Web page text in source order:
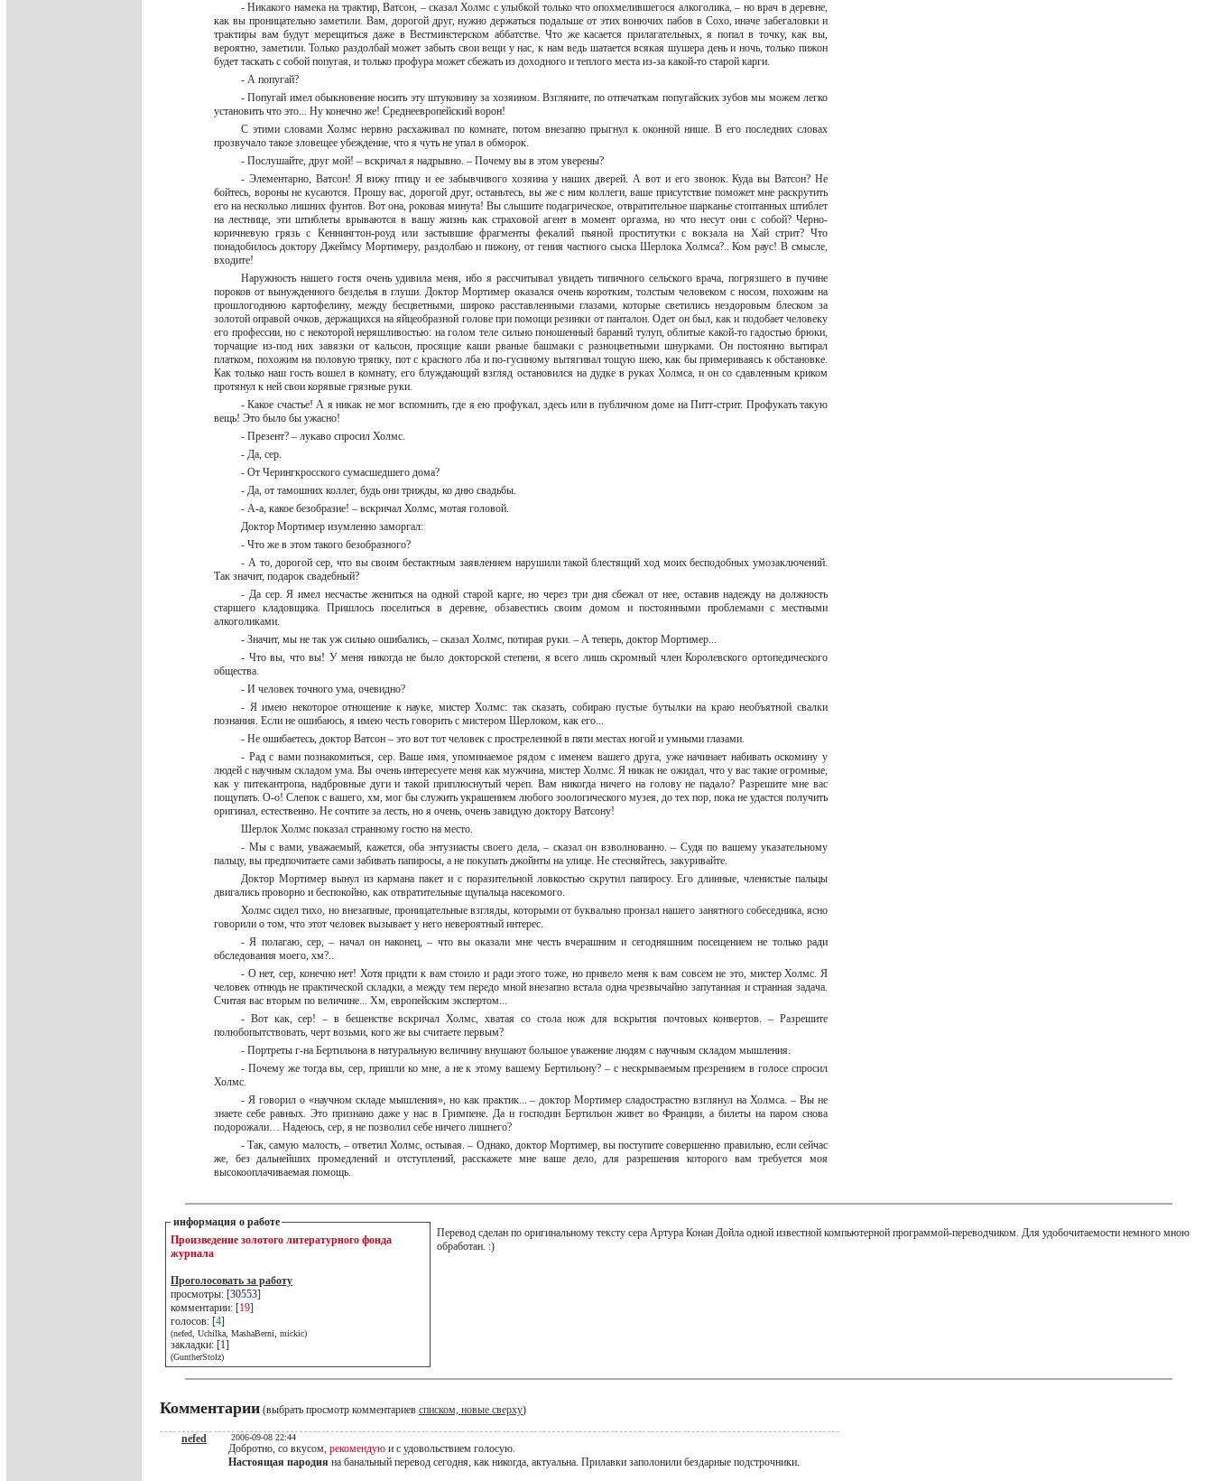
- Никакого намека на трактир, Ватсон, – сказал Холмс с улыбкой только что опохмелившегося алкоголика, – но врач в деревне,
как вы проницательно заметили. Вам, дорогой друг, нужно держаться подальше от этих вонючих пабов в Сохо, иначе забегаловки и
трактиры вам будут мерещиться даже в Вестминстерском аббатстве. Что же касается прилагательных, я попал в точку, как вы,
вероятно, заметили. Только раздолбай может забыть свои вещи у нас, к нам ведь шатается всякая шушера день и ночь, только пижон
будет таскать с собой попугая, и только профура может сбежать из доходного и теплого места из-за какой-то старой карги.
- А попугай?
- Попугай имел обыкновение носить эту штуковину за хозяином. Взгляните, по отпечаткам попугайских зубов мы можем легко
установить что это... Ну конечно же! Среднеевропейский ворон!
С этими словами Холмс нервно расхаживал по комнате, потом внезапно прыгнул к оконной нише. В его последних словах
прозвучало такое зловещее убеждение, что я чуть не упал в обморок.
- Послушайте, друг мой! – вскричал я надрывно. – Почему вы в этом уверены?
- Элементарно, Ватсон! Я вижу птицу и ее забывчивого хозяина у наших дверей. А вот и его звонок. Куда вы Ватсон? Не
бойтесь, вороны не кусаются. Прошу вас, дорогой друг, останьтесь, вы же с ним коллеги, ваше присутствие поможет мне раскрутить
его на несколько лишних фунтов. Вот она, роковая минута! Вы слышите подагрическое, отвратительное шарканье стоптанных штиблет
на лестнице, эти штиблеты врываются в вашу жизнь как страховой агент в момент оргазма, но что несут они с собой? Черно-
коричневую грязь с Кеннингтон-роуд или застывшие фрагменты фекалий пьяной проститутки с вокзала на Хай стрит? Что
понадобилось доктору Джеймсу Мортимеру, раздолбаю и пижону, от гения частного сыска Шерлока Холмса?.. Ком раус! В смысле,
входите!
Наружность нашего гостя очень удивила меня, ибо я рассчитывал увидеть типичного сельского врача, погрязшего в пучине
пороков от вынужденного безделья в глуши. Доктор Мортимер оказался очень коротким, толстым человеком с носом, похожим на
прошлогоднюю картофелину, между бесцветными, широко расставленными глазами, которые светились нездоровым блеском за
золотой оправой очков, держащихся на яйцеобразной голове при помощи резинки от панталон. Одет он был, как и подобает человеку
его профессии, но с некоторой неряшливостью: на голом теле сильно поношенный бараний тулуп, облитые какой-то гадостью брюки,
торчащие из-под них завязки от кальсон, просящие каши рваные башмаки с разноцветными шнурками. Он постоянно вытирал
платком, похожим на половую тряпку, пот с красного лба и по-гусиному вытягивал тощую шею, как бы примериваясь к обстановке.
Как только наш гость вошел в комнату, его блуждающий взгляд остановился на дудке в руках Холмса, и он со сдавленным криком
протянул к ней свои корявые грязные руки.
- Какое счастье! А я никак не мог вспомнить, где я ею профукал, здесь или в публичном доме на Питт-стрит. Профукать такую
вещь! Это было бы ужасно!
- Презент? – лукаво спросил Холмс.
- Да, сер.
- От Черингкросского сумасшедшего дома?
- Да, от тамошних коллег, будь они трижды, ко дню свадьбы.
- А-а, какое безобразие! – вскричал Холмс, мотая головой.
Доктор Мортимер изумленно заморгал:
- Что же в этом такого безобразного?
- А то, дорогой сер, что вы своим бестактным заявлением нарушили такой блестящий ход моих бесподобных умозаключений.
Так значит, подарок свадебный?
- Да сер. Я имел несчастье жениться на одной старой карге, но через три дня сбежал от нее, оставив надежду на должность
старшего кладовщика. Пришлось поселиться в деревне, обзавестись своим домом и постоянными проблемами с местными
алкоголиками.
- Значит, мы не так уж сильно ошибались, – сказал Холмс, потирая руки. – А теперь, доктор Мортимер...
- Что вы, что вы! У меня никогда не было докторской степени, я всего лишь скромный член Королевского ортопедического
общества.
- И человек точного ума, очевидно?
- Я имею некоторое отношение к науке, мистер Холмс: так сказать, собираю пустые бутылки на краю необъятной свалки
познания. Если не ошибаюсь, я имею честь говорить с мистером Шерлоком, как его...
- Не ошибаетесь, доктор Ватсон – это вот тот человек с простреленной в пяти местах ногой и умными глазами.
- Рад с вами познакомиться, сер. Ваше имя, упоминаемое рядом с именем вашего друга, уже начинает набивать оскомину у
людей с научным складом ума. Вы очень интересуете меня как мужчина, мистер Холмс. Я никак не ожидал, что у вас такие огромные,
как у питекантропа, надбровные дуги и такой приплюснутый череп. Вам никогда ничего на голову не падало? Разрешите мне вас
пощупать. О-о! Слепок с вашего, хм, мог бы служить украшением любого зоологического музея, до тех пор, пока не удастся получить
оригинал, естественно. Не сочтите за лесть, но я очень, очень завидую доктору Ватсону!
Шерлок Холмс показал странному гостю на место.
- Мы с вами, уважаемый, кажется, оба энтузиасты своего дела, – сказал он взволнованно. – Судя по вашему указательному
пальцу, вы предпочитаете сами забивать папиросы, а не покупать джойнты на улице. Не стесняйтесь, закуривайте.
Доктор Мортимер вынул из кармана пакет и с поразительной ловкостью скрутил папиросу. Его длинные, членистые пальцы
двигались проворно и беспокойно, как отвратительные щупальца насекомого.
Холмс сидел тихо, но внезапные, проницательные взгляды, которыми от буквально пронзал нашего занятного собеседника, ясно
говорили о том, что этот человек вызывает у него невероятный интерес.
- Я полагаю, сер, – начал он наконец, – что вы оказали мне честь вчерашним и сегодняшним посещением не только ради
обследования моего, хм?..
- О нет, сер, конечно нет! Хотя придти к вам стоило и ради этого тоже, но привело меня к вам совсем не это, мистер Холмс. Я
человек отнюдь не практической складки, а между тем передо мной внезапно встала одна чрезвычайно запутанная и странная задача.
Считая вас вторым по величине... Хм, европейским экспертом...
- Вот как, сер! – в бешенстве вскричал Холмс, хватая со стола нож для вскрытия почтовых конвертов. – Разрешите
полюбопытствовать, черт возьми, кого же вы считаете первым?
- Портреты г-на Бертильона в натуральную величину внушают большое уважение людям с научным складом мышления.
- Почему же тогда вы, сер, пришли ко мне, а не к этому вашему Бертильону? – с нескрываемым презрением в голосе спросил
Холмс.
- Я говорил о «научном складе мышления», но как практик... – доктор Мортимер сладострастно взглянул на Холмса. – Вы не
знаете себе равных. Это признано даже у нас в Гримпене. Да и господин Бертильон живет во Франции, а билеты на паром снова
подорожали… Надеюсь, сер, я не позволил себе ничего лишнего?
- Так, самую малость, – ответил Холмс, остывая. – Однако, доктор Мортимер, вы поступите совершенно правильно, если сейчас
же, без дальнейших промедлений и отступлений, расскажете мне ваше дело, для разрешения которого вам требуется моя
высокооплачиваемая помощь.
информация о работе
Произведение золотого литературного фонда
журнала
Проголосовать за работу
просмотры: [30553]
комментарии: [19]
голосов: [4]
(nefed, Uchilka, MashaBerni, mickic)
закладки: [1]
(GuntherStolz)
Перевод сделан по оригинальному тексту сера Артура Конан Дойла одной известной компьютерной программой-переводчиком. Для удобочитаемости немного мною
обработан. :)
Комментарии (выбрать просмотр комментариев списком, новые сверху)
nefed 2006-09-08 22:44
Добротно, со вкусом, рекомендую и с удовольствием голосую.
Настоящая пародия на банальный перевод сегодня, как никогда, актуальна. Прилавки заполонили бездарные подстрочники.